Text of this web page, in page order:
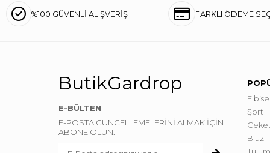
%100 GÜVENLİ ALIŞVERİŞ FARKLI ÖDEME
ButikGardrop
E-BÜLTEN
E-POSTA GÜNCELLEMELERİNİ ALMAK İÇİN
ABONE OLUN.
Elbise
Şort
Ceket
Bluz